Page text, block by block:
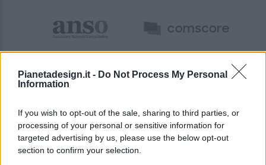
Pianetadesign.it - Do Not Process My Personal
Information
If you wish to opt-out of the sale, sharing to third parties, or
processing of your personal or sensitive information for
targeted advertising by us, please use the below opt-out
section to confirm your selection.
© 2026 - Pianeta Design - P.IVA 04827280654 - Testata
Registrata Al Tribunale Di Nocera Inferiore N. 8/2020 - RG N.